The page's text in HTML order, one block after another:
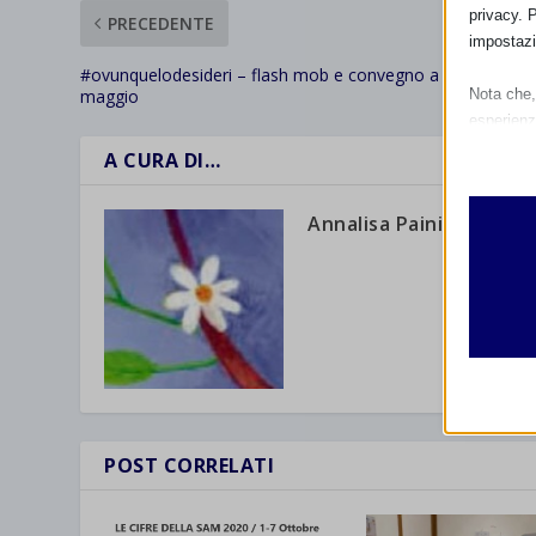
PRECEDENTE
#ovunquelodesideri – flash mob e convegno a Roma il 13
maggio
A CURA DI…
Annalisa Paini
POST CORRELATI
privacy.
Nota
wp-
I
Altri